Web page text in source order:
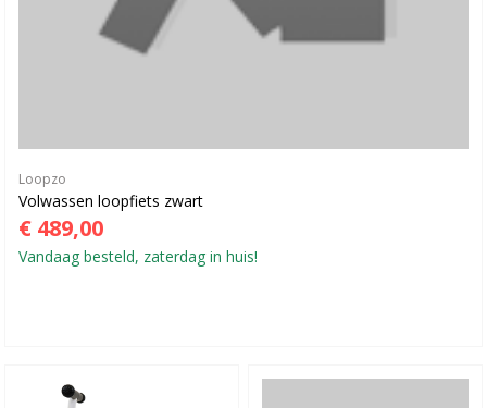
Loopzo
Volwassen loopfiets zwart
€ 489,00
Vandaag besteld, zaterdag in huis!